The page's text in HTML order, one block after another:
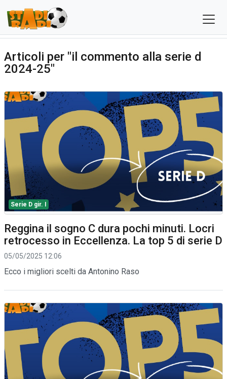
Articoli per "il commento alla serie d
2024-25"
Serie D gir. I
Reggina il sogno C dura pochi minuti. Locri
retrocesso in Eccellenza. La top 5 di serie D
05/05/2025 12:06
Ecco i migliori scelti da Antonino Raso